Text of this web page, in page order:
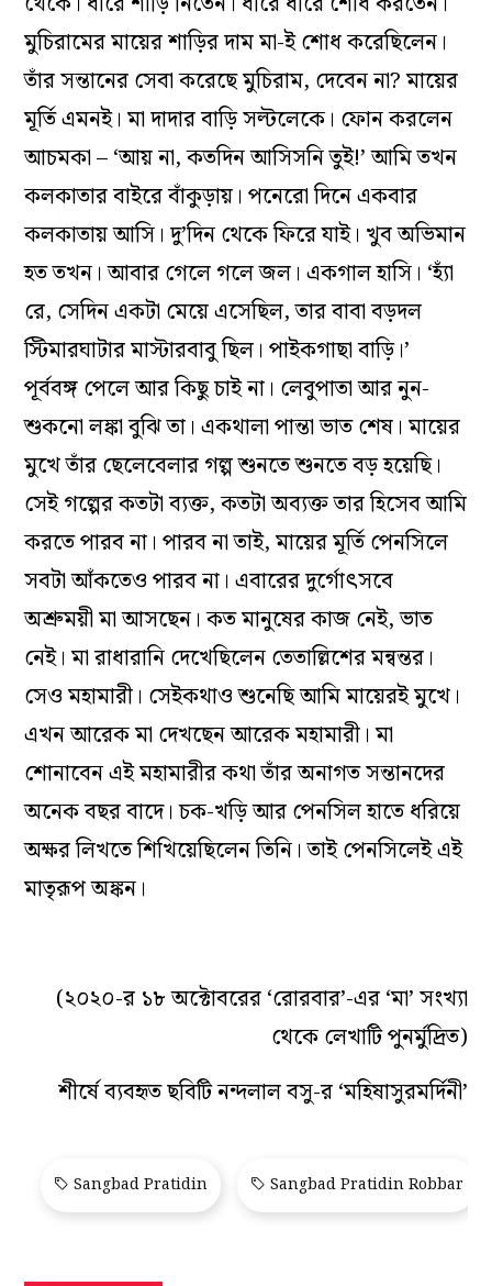
মুচিরামের মায়ের শাড়ির দাম মা-ই শোধ করেছিলেন।
তাঁর সন্তানের সেবা করেছে মুচিরাম, দেবেন না? মায়ের
মূর্তি এমনই। মা দাদার বাড়ি সল্টলেকে। ফোন করলেন
আচমকা – ‘আয় না, কতদিন আসিসনি তুই!’ আমি তখন
কলকাতার বাইরে বাঁকুড়ায়। পনেরো দিনে একবার
কলকাতায় আসি। দু’দিন থেকে ফিরে যাই। খুব অভিমান
হত তখন। আবার গেলে গলে জল। একগাল হাসি। ‘হ‌্যাঁ
রে, সেদিন একটা মেয়ে এসেছিল, তার বাবা বড়দল
স্টিমারঘাটার মাস্টারবাবু ছিল। পাইকগাছা বাড়ি।’
পূর্ববঙ্গ পেলে আর কিছু চাই না। লেবুপাতা আর নুন-
শুকনো লঙ্কা বুঝি তা। একথালা পান্তা ভাত শেষ। মায়ের
মুখে তাঁর ছেলেবেলার গল্প শুনতে শুনতে বড় হয়েছি।
সেই গল্পের কতটা ব‌্যক্ত, কতটা অব‌্যক্ত তার হিসেব আমি
করতে পারব না। পারব না তাই, মায়ের মূর্তি পেনসিলে
সবটা আঁকতেও পারব না। এবারের দুর্গোৎসবে
অশ্রুময়ী মা আসছেন। কত মানুষের কাজ নেই, ভাত
নেই। মা রাধারানি দেখেছিলেন তেতাল্লিশের মন্বন্তর।
সেও মহামারী। সেইকথাও শুনেছি আমি মায়েরই মুখে।
এখন আরেক মা দেখছেন আরেক মহামারী। মা
শোনাবেন এই মহামারীর কথা তাঁর অনাগত সন্তানদের
অনেক বছর বাদে। চক-খড়ি আর পেনসিল হাতে ধরিয়ে
অক্ষর লিখতে শিখিয়েছিলেন তিনি। তাই পেনসিলেই এই
মাতৃরূপ অঙ্কন।
(২০২০-র ১৮ অক্টোবরের ‘রোরবার’-এর ‘মা’ সংখ্যা
থেকে লেখাটি পুনর্মুদ্রিত)
শীর্ষে ব্যবহৃত ছবিটি নন্দলাল বসু-র ‘মহিষাসুরমর্দিনী’
Sangbad Pratidin Sangbad Pratidin Robbar